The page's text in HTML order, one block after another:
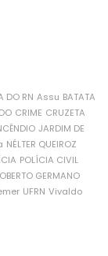
DO RN Assu BATATA
CRIME CRUZETA
JARDIM DE
NÉLTER QUEIROZ
POLÍCIA CIVIL
GERMANO
UFRN Vivaldo